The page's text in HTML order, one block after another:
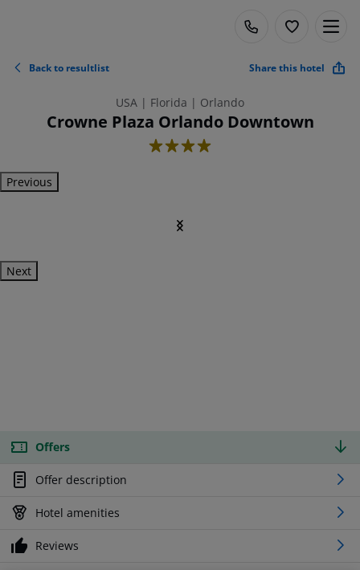
Back to resultlist Share this hotel
USA | Florida | Orlando
Crowne Plaza Orlando Downtown
4
Previous
Next
Offers
Offer description
Hotel amenities
Reviews